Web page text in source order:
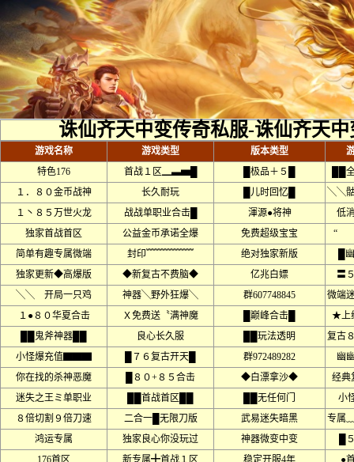
诛仙齐天中变传奇私服-诛仙齐天
游戏名称 游戏类型 版本类型
特色176
首战１区▁▃▅█ █极品＋５█
██
１．８０金币战神
长久耐玩 █儿时回忆█
╲╲
１丶８５万世火龙
战战单职业合击█ 渾源●将神
低
独家首战首区
公益金币承诺全爆 免费超级宝宝
“
简单有趣专属微端
封印﹌﹌﹌﹌﹌ 绝对独家新版
█
独家更新◆高爆版
◆新复古不费脑◆ 亿兆白嫖
〓
╲╲ 开局一只鸡
神器╲野外狂爆╲ 群607748845
微端
１●８０华夏合击
Ｘ免费送〝满神魔 █巅峰合击█
★上
██鬼斧神器██
良心长久服 ██玩法透明
复古
小怪爆充值▇▇▇
█７６复古开天█ 群972489282
幽
你在找的杀神恶魔
█８０+８５合击 ◆白漂拿沙◆
经典
迷失之王ミ单职业
██首战首区██ ██无任何门
小
８倍切割９倍刀速
二合一█无限刀版 武易迷失暗黑
专属
鸿运专属
独家良心你没玩过 神器微变中变
█
176首区
新专属╋首战１区 稳定开服4年
●